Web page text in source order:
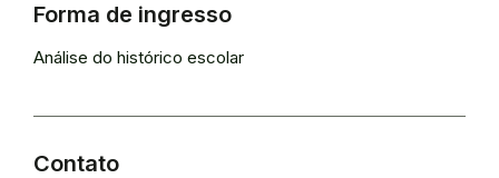
Forma de ingresso
Análise do histórico escolar
Contato